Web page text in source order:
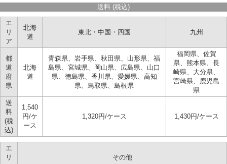
送料 (税込)
エ
リ
ア
北海
道
東北・中国・四国 九州
都
道
府
県
北海
道
青森県、岩手県、秋田県、山形県、福
島県、宮城県、岡山県、広島県、山口
県、徳島県、香川県、愛媛県、高知
県、鳥取県、島根県
福岡県、佐賀
県、熊本県、長
崎県、大分県、
宮崎県、鹿児島
県
送
料
(税
込)
1,540
円/ケ
ース
1,320円/ケース 1,430円/ケース
エ
リ
その他